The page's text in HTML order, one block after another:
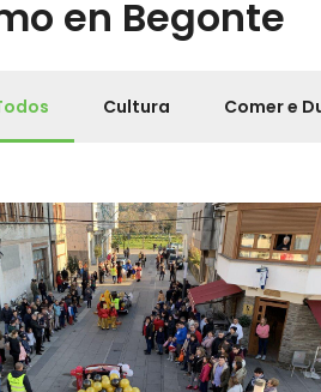
en Begonte
Cultura Comer e